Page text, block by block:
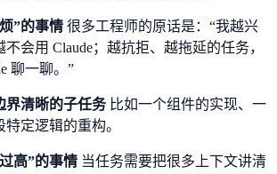
”的事情 很多工程师的原话是：“我越兴
会用 Claude；越抗拒、越拖延的任务，
聊一聊。”
界清晰的子任务比如一个组件的实现、一
定逻辑的重构。
高”的事情 当任务需要把很多上下文讲清